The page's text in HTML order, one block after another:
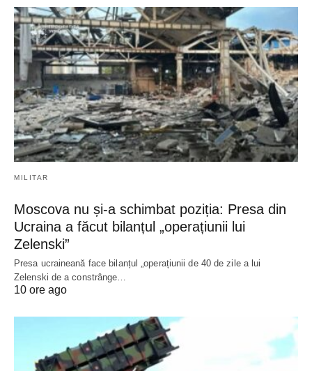
MILITAR
Moscova nu și-a schimbat poziția: Presa din
Ucraina a făcut bilanțul „operațiunii lui
Zelenski”
Presa ucraineană face bilanțul „operațiunii de 40 de zile a lui
Zelenski de a constrânge…
10 ore ago